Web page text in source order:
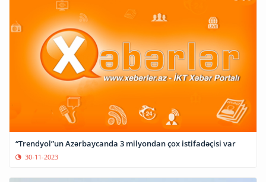
“Trendyol”un Azərbaycanda 3 milyondan çox istifadəçisi var
30-11-2023